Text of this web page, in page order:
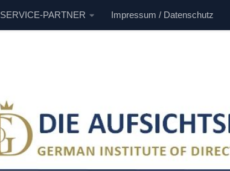
PARTNER Impressum / Datenschutz